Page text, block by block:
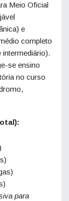
Meio Oficial
e
completo
se ensino
no curso
para